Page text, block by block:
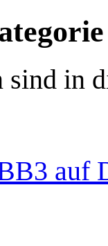
sind in
auf